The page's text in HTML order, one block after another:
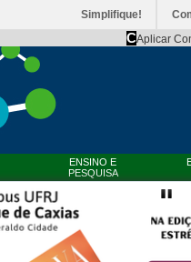
Simplifique!
CAplicar
ENSINO E
PESQUISA